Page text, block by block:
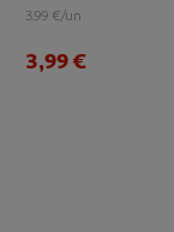
3.99 €/un
3,99 €